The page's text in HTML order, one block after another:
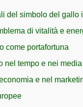
del simbolo del gallo
di vitalità e
come portafortuna
nel tempo e nei media
e nel